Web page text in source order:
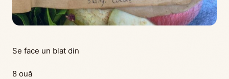
Se face un blat din
8 ouă